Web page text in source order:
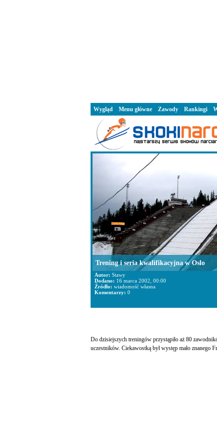
Do dzisiejszych treningów przystąpiło aż 80
uczestników. Ciekawostką był występ mało znanego
Trening i seria kwalifikacyjna w Oslo
Autor: Stawy
Dodano: 16 marca 2002, 00:00
Źródło: wiadomość własna
Komentarzy: 0
Wygląd Menu główne Zawody Rankingi